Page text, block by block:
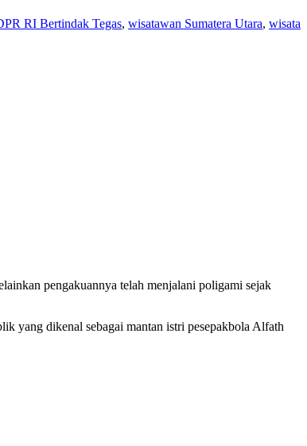
RI Bertindak Tegas, wisatawan Sumatera Utara, wisata
pengakuannya telah menjalani poligami sejak
yang dikenal sebagai mantan istri pesepakbola Alfath